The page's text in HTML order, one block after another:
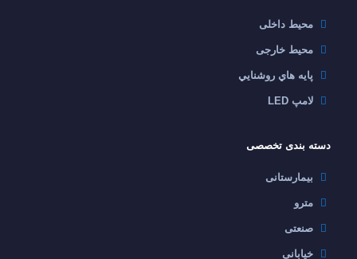
محیط داخلی
محیط خارجی
پايه هاي روشنايي
لامپ LED
دسته بندی تخصصی
بیمارستانی
مترو
صنعتی
خیابانی